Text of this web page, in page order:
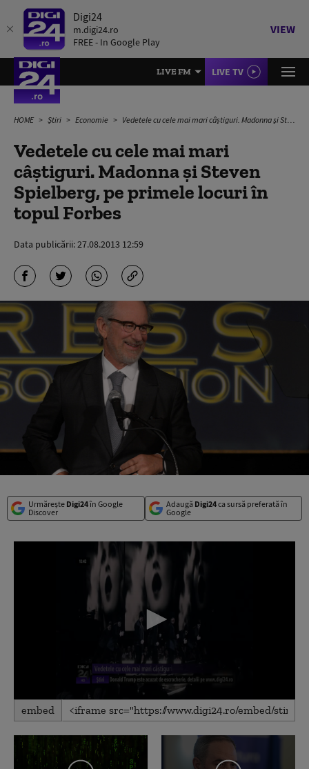
Digi24
m.digi24.ro
FREE - In Google Play
VIEW
LIVE FM LIVE TV
HOME Știri Economie Vedetele cu cele mai mari câştiguri. Madonna și Steven Spielberg, pe primele locuri în topul Forbes
Vedetele cu cele mai mari
câştiguri. Madonna și Steven
Spielberg, pe primele locuri în
topul Forbes
Data publicării:27.08.2013 12:59
Urmărește Digi24în Google
Discover
Adaugă Digi24ca sursă preferată în
Google
0
seconds
1
minute,
embed